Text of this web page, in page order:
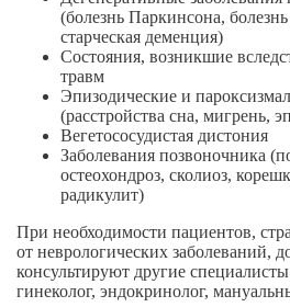
(болезнь Паркинсона,
старческая деменция)
Состояния, возникшие
травм
Эпизодические и
(расстройства сна, мигрень,
Вегетососудистая дистония
Заболевания позвоночника
остеохондроз, сколиоз,
радикулит)
При необходимости пациентов,
от неврологических заболеваний,
консультируют другие
гинеколог, эндокринолог,